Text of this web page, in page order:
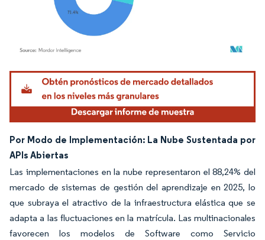
Imagen © Mordor Intelligence. El uso requiere atribución según CC BY 4.0.
Por Modo de Implementación: La Nube Sustentada por
APIs Abiertas
Las implementaciones en la nube representaron el 88,24% del
mercado de sistemas de gestión del aprendizaje en 2025, lo
que subraya el atractivo de la infraestructura elástica que se
adapta a las fluctuaciones en la matrícula. Las multinacionales
favorecen los modelos de Software como Servicio